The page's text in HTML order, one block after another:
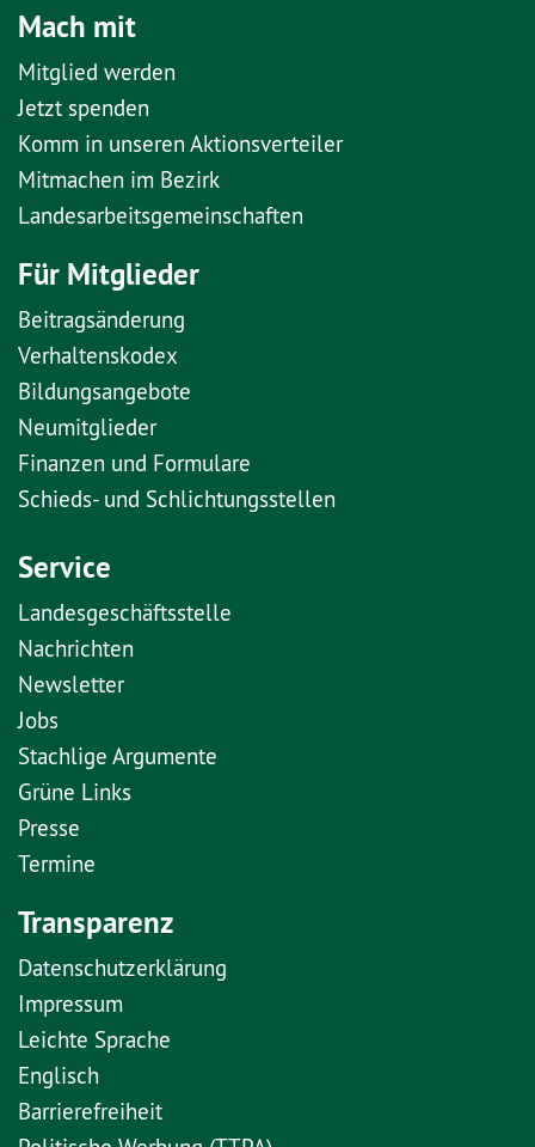
Mach mit
Mitglied werden
Jetzt spenden
Komm in unseren Aktionsverteiler
Mitmachen im Bezirk
Landesarbeitsgemeinschaften
Für Mitglieder
Beitragsänderung
Verhaltenskodex
Bildungsangebote
Neumitglieder
Finanzen und Formulare
Schieds- und Schlichtungsstellen
Service
Landesgeschäftsstelle
Nachrichten
Newsletter
Jobs
Stachlige Argumente
Grüne Links
Presse
Termine
Transparenz
Datenschutzerklärung
Impressum
Leichte Sprache
Englisch
Barrierefreiheit